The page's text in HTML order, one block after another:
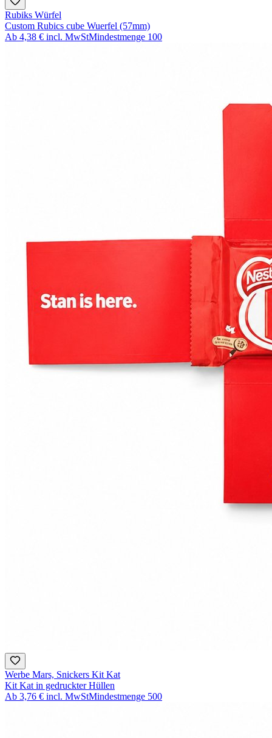
Rubiks Würfel
Custom Rubics cube Wuerfel (57mm)
Ab 4,38 € incl. MwStMindestmenge 100
Werbe Mars, Snickers Kit Kat
Kit Kat in gedruckter Hüllen
Ab 3,76 € incl. MwStMindestmenge 500